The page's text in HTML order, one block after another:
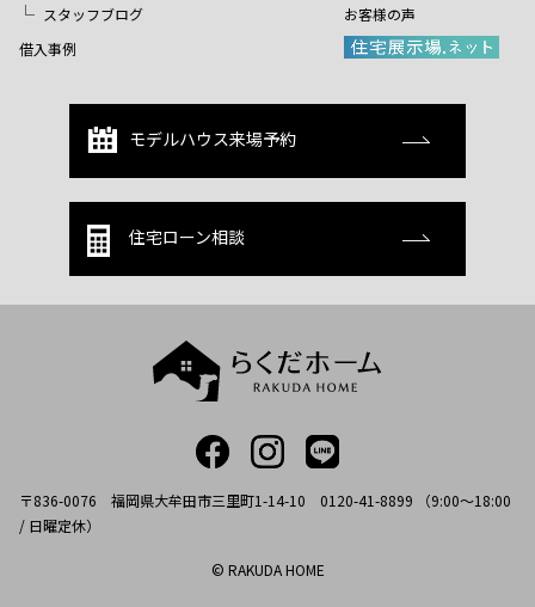
スタッフブログ
借入事例
お客様の声
モデルハウス来場予約
住宅ローン相談
〒836-0076 福岡県大牟田市三里町1-14-10 0120-41-8899 （9:00～18:00
/ 日曜定休）
© RAKUDA HOME